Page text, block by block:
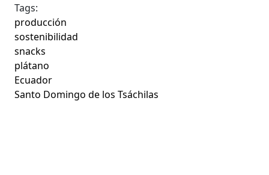
Tags:
producción
sostenibilidad
snacks
plátano
Ecuador
Santo Domingo de los Tsáchilas